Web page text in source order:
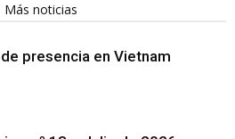
Más noticias
presencia en Vietnam